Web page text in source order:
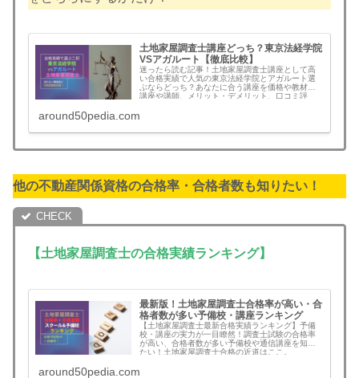
土地家屋調査士講座どっち？東京法経学院
VSアガルート【徹底比較】
迷ったら読む記事！土地家屋調査士講座として高
い合格実績で人気の東京法経学院とアガルート選
ぶならどっち？あなたに合う講座を価格や教材、
講座や講師、メリット・デメリット、口コミ評
around50pedia.com
他の不動産関係資格の合格率・合格者数も知りたい！
【土地家屋調査士の合格実績ランキング】
最新版！土地家屋調査士合格率が高い・合
格者数が多い予備校・講座ランキング
【土地家屋調査士最新合格実績ランキング】予備
校・講座の実力が一目瞭然！調査士試験の合格率
が高い、合格者数が多い予備校や通信講座を知り
たい！土地家屋調査士合格の近道はここ。
around50pedia.com